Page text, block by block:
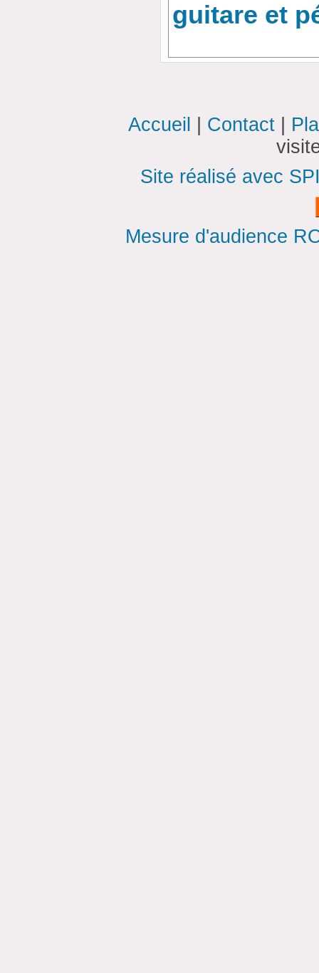
guitare et
Accueil Contact
Site réalisé avec
Mesure d'audience